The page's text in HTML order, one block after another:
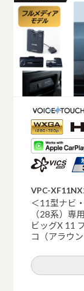
VPC-
＜11型ナビ
（28系）専
ビッグX 11
コ（アラウ